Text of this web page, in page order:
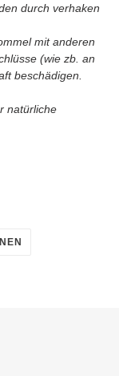
durch verhaken
mit anderen
(wie zb. an
beschädigen.
natürliche